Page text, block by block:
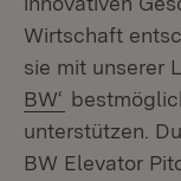
Wirtschaft
sie mit unserer
BW‘ (Öffnet in
unterstützen.
BW Elevator